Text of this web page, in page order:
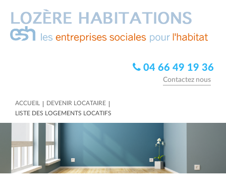
04 66 49 19 36
Contactez nous
ACCUEIL | DEVENIR LOCATAIRE |
LISTE DES LOGEMENTS LOCATIFS